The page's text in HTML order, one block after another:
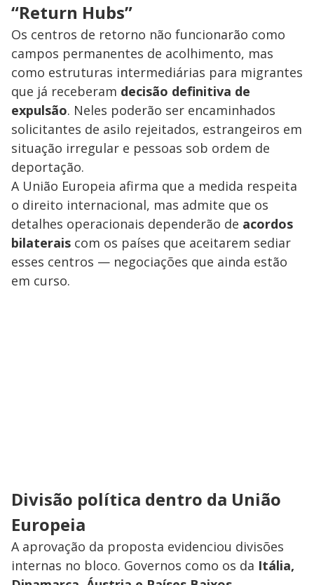
“Return Hubs”
Os centros de retorno não funcionarão como
campos permanentes de acolhimento, mas
como estruturas intermediárias para migrantes
que já receberam decisão definitiva de
expulsão. Neles poderão ser encaminhados
solicitantes de asilo rejeitados, estrangeiros em
situação irregular e pessoas sob ordem de
deportação.
A União Europeia afirma que a medida respeita
o direito internacional, mas admite que os
detalhes operacionais dependerão de acordos
bilaterais com os países que aceitarem sediar
esses centros — negociações que ainda estão
em curso.
Divisão política dentro da União
Europeia
A aprovação da proposta evidenciou divisões
internas no bloco. Governos como os da Itália,